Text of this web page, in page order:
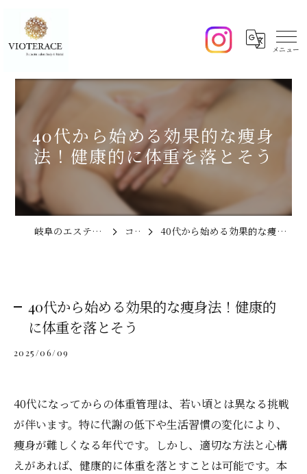
40代から始める効果的な痩身
法！健康的に体重を落とそう
岐阜のエステならVIOTERACE コラム 40代から始める効果的な痩身法！健康的に体重を落とそう
40代から始める効果的な痩身法！健康的
に体重を落とそう
2025/06/09
40代になってからの体重管理は、若い頃とは異なる挑戦
が伴います。特に代謝の低下や生活習慣の変化により、
痩身が難しくなる年代です。しかし、適切な方法と心構
えがあれば、健康的に体重を落とすことは可能です。本